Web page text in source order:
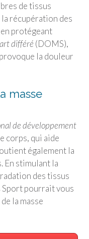
de tissus
récupération des
protégeant
différé (DOMS),
la douleur
masse
de développement
corps, qui aide
également la
En stimulant la
des tissus
Sportpourrait vous
la masse